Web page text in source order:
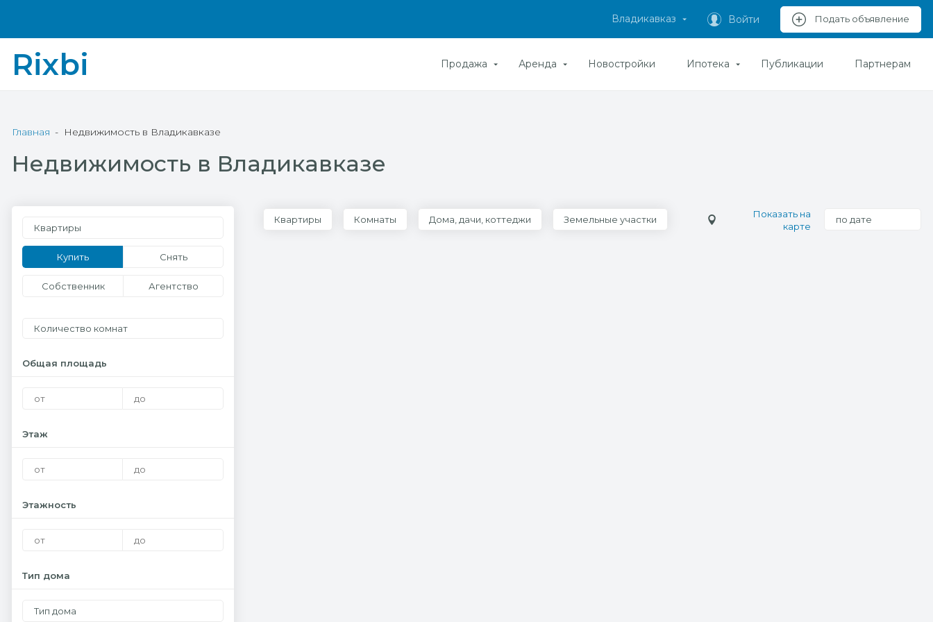
Владикавказ Войти Подать объявление
Rixbi Продажа Аренда Новостройки Ипотека Публикации Партнерам
Главная Недвижимость в Владикавказе
Недвижимость в Владикавказе
Квартиры
Купить Снять
Собственник Агентство
Количество комнат
Общая площадь
Этаж
Этажность
Тип дома
Тип дома
Квартиры Комнаты Дома, дачи, коттеджи Земельные участки
Показать на
карте
по дате